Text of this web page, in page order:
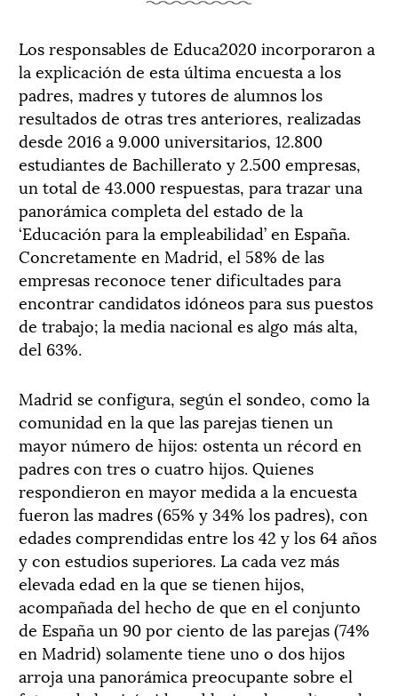
Los responsables de Educa2020 incorporaron a
la explicación de esta última encuesta a los
padres, madres y tutores de alumnos los
resultados de otras tres anteriores, realizadas
desde 2016 a 9.000 universitarios, 12.800
estudiantes de Bachillerato y 2.500 empresas,
un total de 43.000 respuestas, para trazar una
panorámica completa del estado de la
‘Educación para la empleabilidad’ en España.
Concretamente en Madrid, el 58% de las
empresas reconoce tener dificultades para
encontrar candidatos idóneos para sus puestos
de trabajo; la media nacional es algo más alta,
del 63%.
Madrid se configura, según el sondeo, como la
comunidad en la que las parejas tienen un
mayor número de hijos: ostenta un récord en
padres con tres o cuatro hijos. Quienes
respondieron en mayor medida a la encuesta
fueron las madres (65% y 34% los padres), con
edades comprendidas entre los 42 y los 64 años
y con estudios superiores. La cada vez más
elevada edad en la que se tienen hijos,
acompañada del hecho de que en el conjunto
de España un 90 por ciento de las parejas (74%
en Madrid) solamente tiene uno o dos hijos
arroja una panorámica preocupante sobre el